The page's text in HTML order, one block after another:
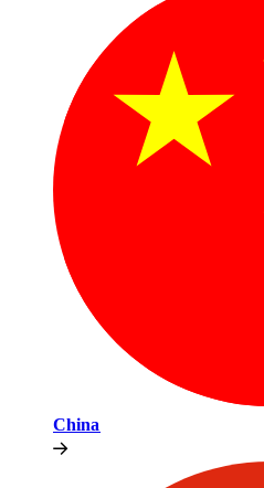
China​​